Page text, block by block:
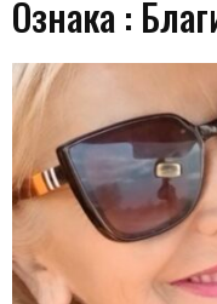
Ознака :